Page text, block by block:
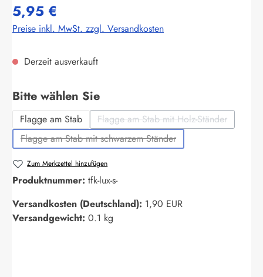
5,95 €
Preise inkl. MwSt. zzgl. Versandkosten
Derzeit ausverkauft
Bitte wählen Sieauswählen
Flagge am Stab Flagge am Stab mit Holz-Ständer
(Diese Option ist zurzeit
Flagge am Stab mit schwarzem Ständer
(Diese Option ist zurzeit nicht verfügbar.)
Zum Merkzettel hinzufügen
Produktnummer: tfk-lux-s-
Versandkosten (Deutschland): 1,90 EUR
Versandgewicht: 0.1 kg